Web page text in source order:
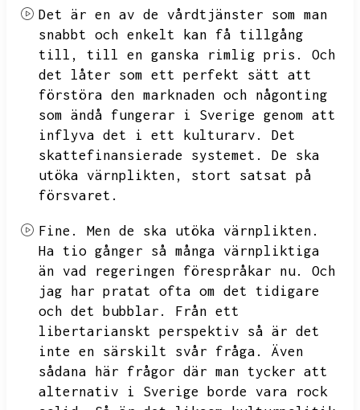
Det är en av de vårdtjänster som man
snabbt och enkelt kan få tillgång
till,
till en ganska rimlig pris.
Och
det låter som ett perfekt sätt att
förstöra den marknaden och någonting
som ändå fungerar i Sverige genom att
inflyva det i ett kulturarv.
Det
skattefinansierade systemet.
De ska
utöka värnplikten,
stort satsat på
försvaret.
Fine.
Men de ska utöka värnplikten.
Ha tio gånger så många värnpliktiga
än vad regeringen förespråkar nu.
Och
jag har pratat ofta om det tidigare
och det bubblar.
Från ett
libertarianskt perspektiv så är det
inte en särskilt svår fråga.
Även
sådana här frågor där man tycker att
alternativ i Sverige borde vara rock